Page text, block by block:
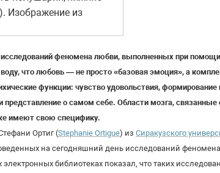
Изображение из
феномена любви, выполненных при
что любовь — не просто «базовая эмоция», а
функции: чувство удовольствия, формирование
о самом себе. Области мозга, связанные
имеют свою специфику.
Ортиг (Stephanie Ortigue) из Сиракузского
на сегодняшний день исследований
библиотеках показал, что таких